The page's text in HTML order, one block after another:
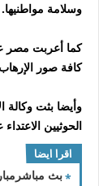
وسلامة مواطنيها.
كما أعربت مصر
كافة صور
وأيضا بثت وكالة
الحوثيين
اقرا ايضا
بث مباشرمباراة لاسك